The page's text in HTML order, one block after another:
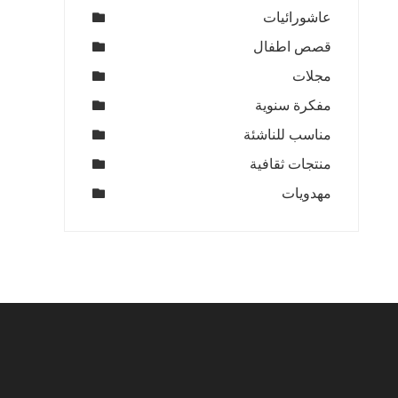
عاشورائيات
قصص اطفال
مجلات
مفكرة سنوية
مناسب للناشئة
منتجات ثقافية
مهدويات